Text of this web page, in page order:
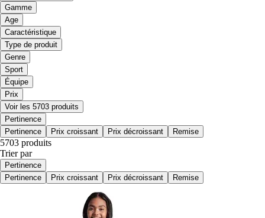
Gamme
Age
Caractéristique
Type de produit
Genre
Sport
Équipe
Prix
Voir les 5703 produits
Pertinence
Pertinence
Prix croissant Prix décroissant Remise
5703 produits
Trier par
Pertinence
Pertinence
Prix croissant Prix décroissant Remise